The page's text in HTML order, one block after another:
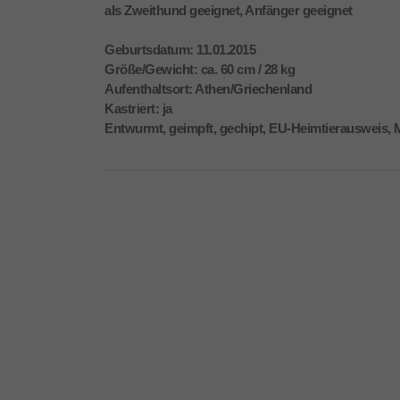
als Zweithund geeignet, Anfänger geeignet
Geburtsdatum: 11.01.2015
Größe/Gewicht: ca. 60 cm / 28 kg
Aufenthaltsort: Athen/Griechenland
Kastriert: ja
Entwurmt, geimpft, gechipt, EU-Heimtierausweis,